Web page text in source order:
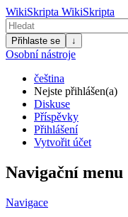
WikiSkripta WikiSkripta
Přihlaste se ↓
Osobní nástroje
čeština
Nejste přihlášen(a)
Diskuse
Příspěvky
Přihlášení
Vytvořit účet
Navigační menu
Navigace